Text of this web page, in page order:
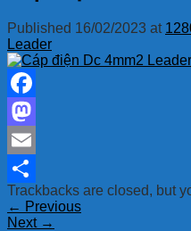
Published 16/02/2023 at
Leader
Facebook
Mastodon
Email
Share
Trackbacks are closed, but
← Previous
Next →